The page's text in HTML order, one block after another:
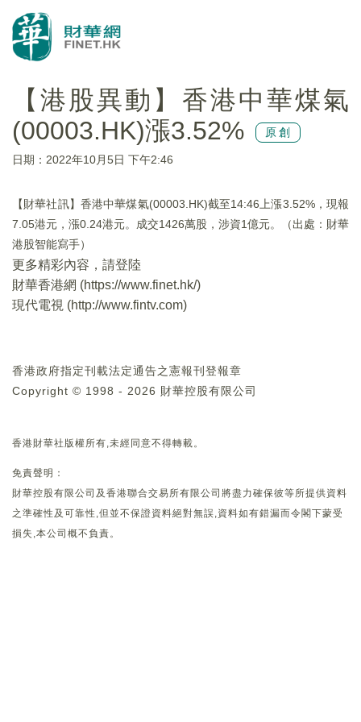
【港股異動】香港中華煤氣
(00003.HK)漲3.52%
原創
日期：2022年10月5日 下午2:46
【財華社訊】香港中華煤氣(00003.HK)截至14:46上漲3.52%，現報
7.05港元，漲0.24港元。成交1426萬股，涉資1億元。（出處：財華
港股智能寫手）
更多精彩內容，請登陸
財華香港網 (https://www.finet.hk/)
現代電視 (http://www.fintv.com)
香港政府指定刊載法定通告之憲報刊登報章
Copyright © 1998 - 2026 財華控股有限公司
香港財華社版權所有,未經同意不得轉載。
免責聲明：
財華控股有限公司及香港聯合交易所有限公司將盡力確保彼等所提供資料
之準確性及可靠性,但並不保證資料絕對無誤,資料如有錯漏而令閣下蒙受
損失,本公司概不負責。